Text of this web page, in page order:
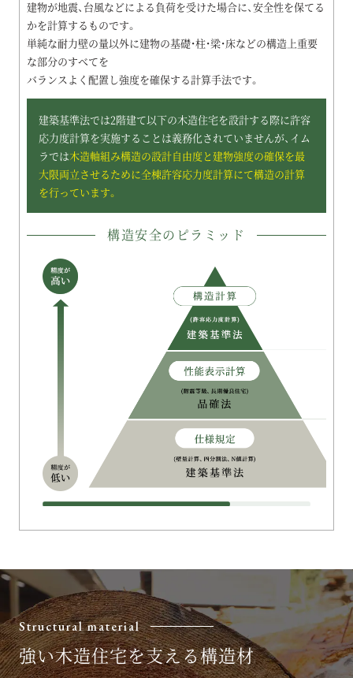
建物が地震、台風などによる負荷を受けた場合に、安全性を保てる
かを計算するものです。
単純な耐力壁の量以外に建物の基礎・柱・梁・床などの構造上重要
な部分のすべてを
バランスよく配置し強度を確保する計算手法です。
建築基準法では2階建て以下の木造住宅を設計する際に許容
応力度計算を実施することは義務化されていませんが、 イム
ラでは木造軸組み構造の設計自由度と建物強度の確保を最
大限両立させるために全棟許容応力度計算にて構造の計算
を行っています。
構造安全のピラミッド
Structural material
強い木造住宅を支える構造材